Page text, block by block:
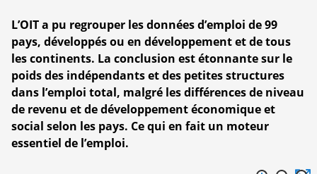
L’OIT a pu regrouper les données d’emploi de 99
pays, développés ou en développement et de tous
les continents. La conclusion est étonnante sur le
poids des indépendants et des petites structures
dans l’emploi total, malgré les différences de niveau
de revenu et de développement économique et
social selon les pays. Ce qui en fait un moteur
essentiel de l’emploi.